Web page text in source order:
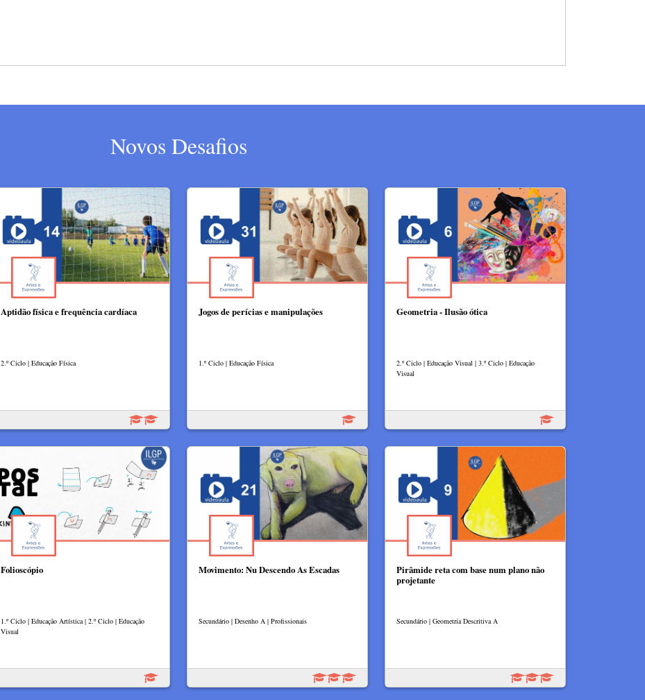
Novos Desafios
Aptidão física e frequência cardíaca
2.º Ciclo | Educação Física
Jogos de perícias e manipulações
1.º Ciclo | Educação Física
Geometria - Ilusão ótica
2.º Ciclo | Educação Visual | 3.º Ciclo | Educação
Visual
Folioscópio
1.º Ciclo | Educação Artística | 2.º Ciclo | Educação
Visual
Movimento: Nu Descendo As Escadas
Secundário | Desenho A | Profissionais
Pirâmide reta com base num plano não
projetante
Secundário | Geometria Descritiva A